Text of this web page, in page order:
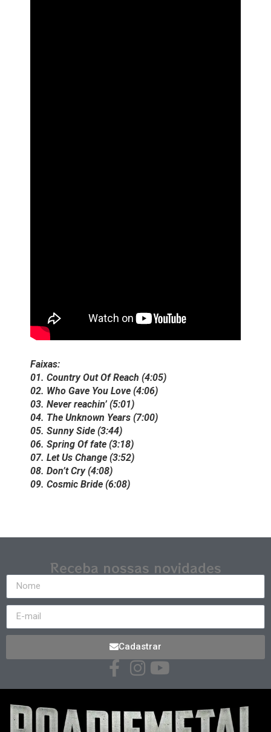
Faixas:
01. Country Out Of Reach (4:05)
02. Who Gave You Love (4:06)
03. Never reachin’ (5:01)
04. The Unknown Years (7:00)
05. Sunny Side (3:44)
06. Spring Of fate (3:18)
07. Let Us Change (3:52)
08. Don’t Cry (4:08)
09. Cosmic Bride (6:08)
Receba nossas novidades
Cadastrar